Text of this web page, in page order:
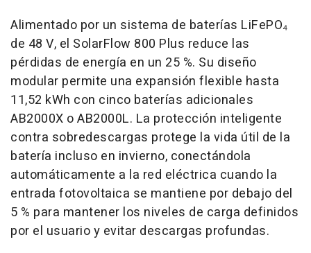
Alimentado por un sistema de baterías LiFePO₄
de 48 V, el SolarFlow 800 Plus reduce las
pérdidas de energía en un 25 %. Su diseño
modular permite una expansión flexible hasta
11,52 kWh con cinco baterías adicionales
AB2000X o AB2000L. La protección inteligente
contra sobredescargas protege la vida útil de la
batería incluso en invierno, conectándola
automáticamente a la red eléctrica cuando la
entrada fotovoltaica se mantiene por debajo del
5 % para mantener los niveles de carga definidos
por el usuario y evitar descargas profundas.